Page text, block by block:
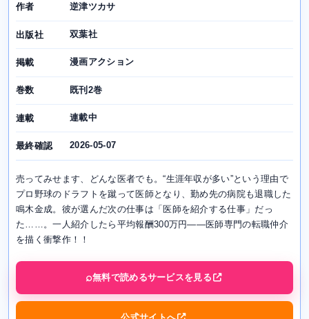
作者 逆津ツカサ
出版社 双葉社
掲載 漫画アクション
巻数 既刊2巻
連載 連載中
最終確認 2026-05-07
売ってみせます、どんな医者でも。“生涯年収が多い”という理由で
プロ野球のドラフトを蹴って医師となり、勤め先の病院も退職した
鳴木金成。彼が選んだ次の仕事は「医師を紹介する仕事」だっ
た……。一人紹介したら平均報酬300万円――医師専門の転職仲介
を描く衝撃作！！
無料で読めるサービスを見る